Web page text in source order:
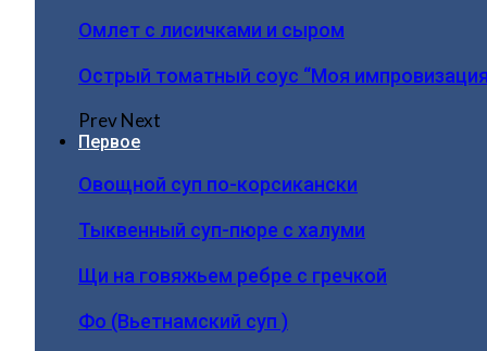
Омлет с лисичками и сыром
Острый томатный соус “Моя
PrevNext
Первое
Овощной суп по-корсикански
Тыквенный суп-пюре с халуми
Щи на говяжьем ребре с гречкой
Фо (Вьетнамский суп )